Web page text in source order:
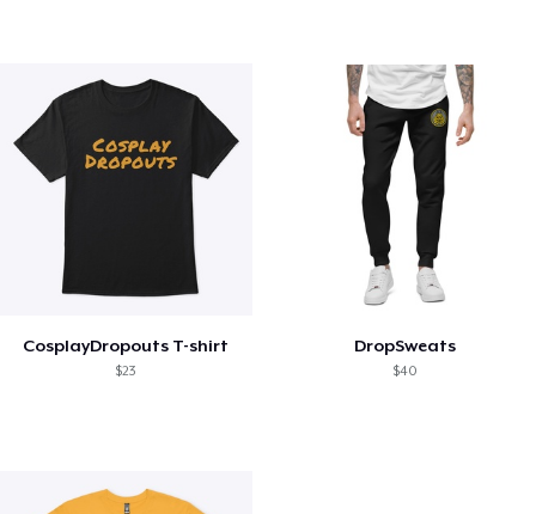
CosplayDropouts T-shirt
$23
DropSweats
$40